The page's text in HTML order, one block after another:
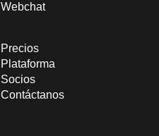
Webchat
Precios
Plataforma
Socios
Contáctanos